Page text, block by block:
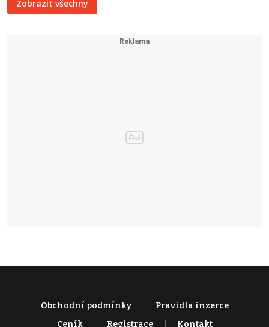
Zobrazit všechny
Obchodní podmínky
Pravidla inzerce
Ceník
Registrace Kontakt